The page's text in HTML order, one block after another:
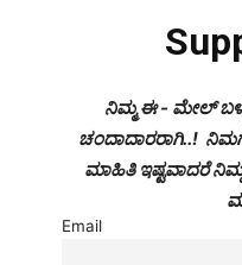
ನಿಮ್ಮ ಈ - ಮೇಲ್
ಚಂದಾದಾರರಾಗಿ..! ನಿಮಗೆ
ಮಾಹಿತಿ ಇಷ್ಟವಾದರೆ
Email